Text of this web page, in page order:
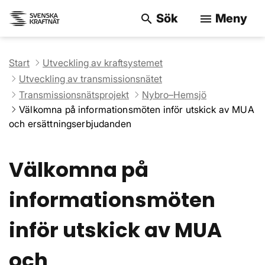
search Sök menu Meny
Start
Utveckling av kraftsystemet
Utveckling av transmissionsnätet
Transmissionsnätsprojekt
Nybro–Hemsjö
Välkomna på informationsmöten inför utskick av MUA
och ersättningserbjudanden
Välkomna på
informationsmöten
inför utskick av MUA